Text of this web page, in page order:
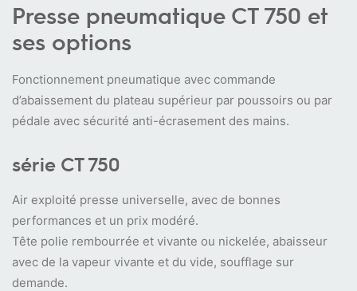
Presse pneumatique CT 750 et
ses options
Fonctionnement pneumatique avec commande
d’abaissement du plateau supérieur par poussoirs ou par
pédale avec sécurité anti-écrasement des mains.
série CT 750
Air exploité presse universelle, avec de bonnes
performances et un prix modéré.
Tête polie rembourrée et vivante ou nickelée, abaisseur
avec de la vapeur vivante et du vide, soufflage sur
demande.